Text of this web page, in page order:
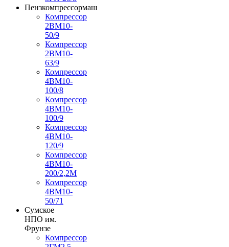
Пензкомпрессормаш
Компрессор
2ВМ10-
50/9
Компрессор
2ВМ10-
63/9
Компрессор
4ВМ10-
100/8
Компрессор
4ВМ10-
100/9
Компрессор
4ВМ10-
120/9
Компрессор
4ВМ10-
200/2,2М
Компрессор
4ВМ10-
50/71
Сумское
НПО им.
Фрунзе
Компрессор